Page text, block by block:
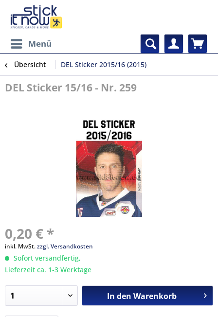
Menü
Übersicht DEL Sticker 2015/16 (2015)
DEL Sticker 15/16 - Nr. 259
0,20 € *
inkl. MwSt.zzgl. Versandkosten
Sofort versandfertig,
Lieferzeit ca. 1-3 Werktage
In den Warenkorb